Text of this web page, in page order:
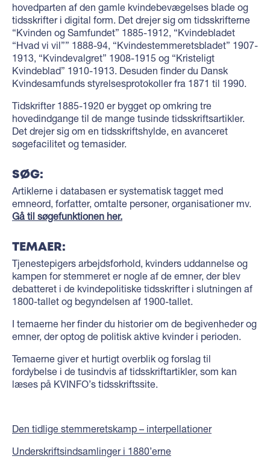
hovedparten af den gamle kvindebevægelses blade og
tidsskrifter i digital form. Det drejer sig om tidsskrifterne
“Kvinden og Samfundet” 1885-1912, “Kvindebladet
“Hvad vi vil”” 1888-94, “Kvindestemmeretsbladet” 1907-
1913, “Kvindevalgret” 1908-1915 og “Kristeligt
Kvindeblad” 1910-1913. Desuden finder du Dansk
Kvindesamfunds styrelsesprotokoller fra 1871 til 1990.
Tidskrifter 1885-1920 er bygget op omkring tre
hovedindgange til de mange tusinde tidsskriftsartikler.
Det drejer sig om en tidsskriftshylde, en avanceret
søgefacilitet og temasider.
SØG:
Artiklerne i databasen er systematisk tagget med
emneord, forfatter, omtalte personer, organisationer mv.
Gå til søgefunktionen her.
TEMAER:
Tjenestepigers arbejdsforhold, kvinders uddannelse og
kampen for stemmeret er nogle af de emner, der blev
debatteret i de kvindepolitiske tidsskrifter i slutningen af
1800-tallet og begyndelsen af 1900-tallet.
I temaerne her finder du historier om de begivenheder og
emner, der optog de politisk aktive kvinder i perioden.
Temaerne giver et hurtigt overblik og forslag til
fordybelse i de tusindvis af tidsskriftartikler, som kan
læses på KVINFO’s tidsskriftssite.
Den tidlige stemmeretskamp – interpellationer
Underskriftsindsamlinger i 1880’erne